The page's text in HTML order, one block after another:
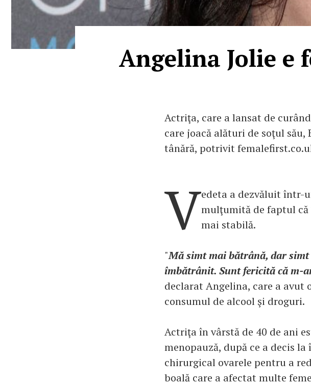
Angelina Jolie e
Actriţa, care a lansat de
care joacă alături de soţul
tânără, potrivit
Vedeta a dezvăluit într-
mulţumită de faptul
mai stabilă.
"Mă simt mai bătrână, dar simt
îmbătrânit. Sunt fericită că m-
declarat Angelina, care a avut
consumul de alcool şi droguri.
Actriţa în vârstă de 40 de ani
menopauză, după ce a decis
chirurgical ovarele pentru a
boală care a afectat multe